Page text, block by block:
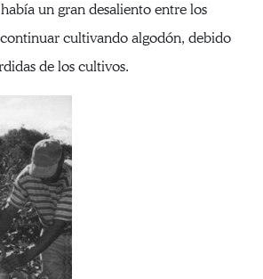
un gran desaliento entre los
cultivando algodón, debido
de los cultivos.